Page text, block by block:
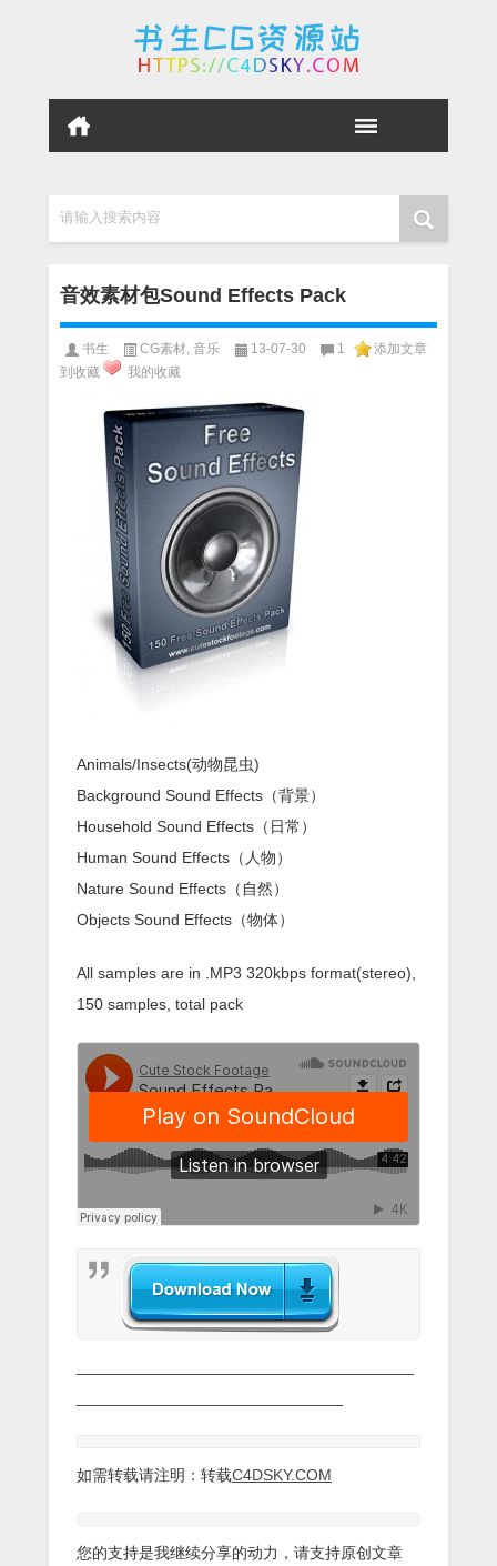
请输入搜索内容
音效素材包Sound Effects Pack
书生 CG素材 音乐 13-07-30 1
添加文章
到收藏
我的收藏
Animals/Insects(动物昆虫)
Background Sound Effects（背景）
Household Sound Effects（日常）
Human Sound Effects（人物）
Nature Sound Effects（自然）
Objects Sound Effects（物体）
All samples are in .MP3 320kbps format(stereo),
150 samples, total pack
如需转载请注明：转载C4DSKY.COM
您的支持是我继续分享的动力，请支持原创文章